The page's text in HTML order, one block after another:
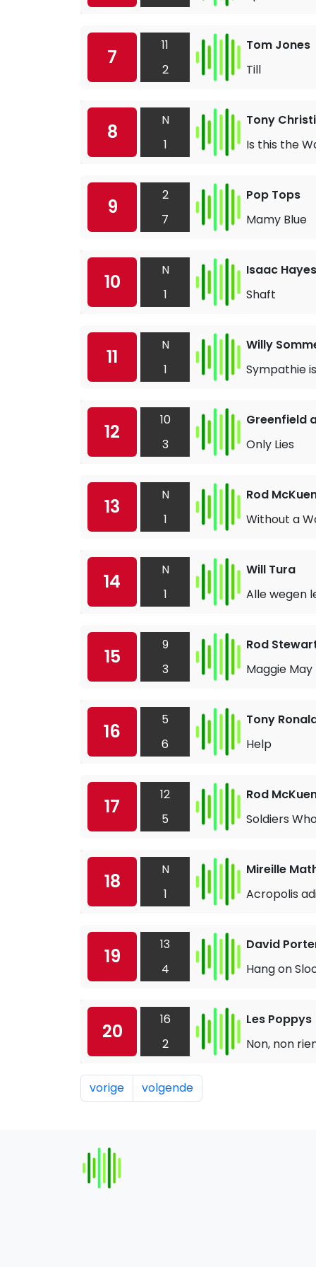
7
11
2
Tom Jones
Till
8
N
1
Tony
Is this the
9
2
7
Pop Tops
Mamy Blue
10
N
1
Isaac Hayes
Shaft
11
N
1
Willy
Sympathie
12
10
3
Greenfield
Only Lies
13
N
1
Rod
Without a
14
N
1
Will Tura
Alle wegen
15
9
3
Rod
Maggie May
16
5
6
Tony
Help
17
12
5
Rod
Soldiers
18
N
1
Mireille
Acropolis
19
13
4
David
Hang on
20
16
2
Les Poppys
Non, non
vorige volgende